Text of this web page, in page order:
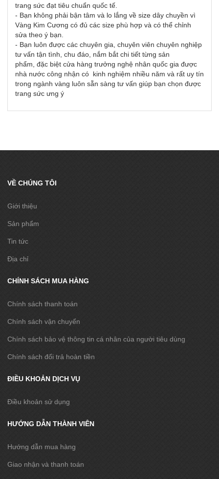
trang sức đạt tiêu chuẩn quốc tế.
- Bạn không phải bận tâm và lo lắng về size dây chuyền vì
Vàng Kim Cương có đủ các size phù hợp và có thể chỉnh
sửa theo ý bạn.
- Bạn luôn được các chuyên gia, chuyên viên chuyên nghiệp
tư vấn tận tình, chu đáo, nắm bắt chi tiết từng sản
phẩm, đặc biệt cửa hàng trưởng nghệ nhân quốc gia được
nhà nước công nhận có kinh nghiệm nhiều năm và rất uy tín
trong ngành vàng luôn sẵn sàng tư vấn giúp bạn chọn được
trang sức ưng ý
VỀ CHÚNG TÔI
Giới thiệu
Sản phẩm
Tin tức
Địa chỉ
CHÍNH SÁCH MUA HÀNG
Chính sách thanh toán
Chính sách vận chuyển
Chính sách bảo vệ thông tin cá nhân của người tiêu dùng
Chính sách đổi trả hoàn tiền
ĐIỀU KHOẢN DỊCH VỤ
Điều khoản sử dụng
HƯỚNG DẪN THÀNH VIÊN
Hướng dẫn mua hàng
Giao nhận và thanh toán